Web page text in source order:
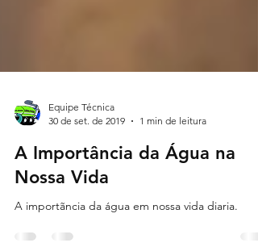
Equipe Técnica
30 de set. de 2019
A Importância da Água na
Nossa Vida